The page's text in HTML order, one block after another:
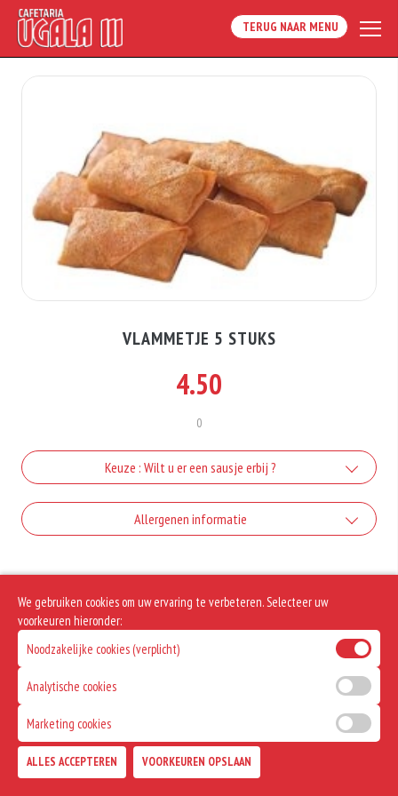
TERUG NAAR MENU
VLAMMETJE 5 STUKS
4.50
0
Keuze : Wilt u er een sausje erbij ?
Mayonaise
curry
ketchup
+€0.50
Samurai
Allergenen informatie
We gebruiken cookies om uw ervaring te verbeteren. Selecteer uw
voorkeuren hieronder:
Noodzakelijke cookies (verplicht)
Analytische cookies
Marketing cookies
ALLES ACCEPTEREN VOORKEUREN OPSLAAN